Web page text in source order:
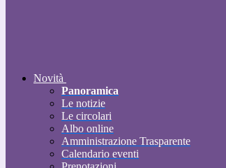
Novità
Panoramica
Le notizie
Le circolari
Albo online
Amministrazione Trasparente
Calendario eventi